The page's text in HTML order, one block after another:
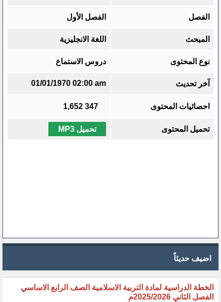
الفصل الفصل الأول
المبحث اللغة الانجليزية
نوع المحتوى دروس الاستماع
آخر تحديث 01/01/1970 02:00 am
احصائيات المحتوى 347
1,652
تحميل المحتوى تحميل MP3
اضيف حديثاً
الخطة الدراسية لمادة التربية الاسلامية الصف الرابع الاساسي
الفصل الثاني 2025/2026م